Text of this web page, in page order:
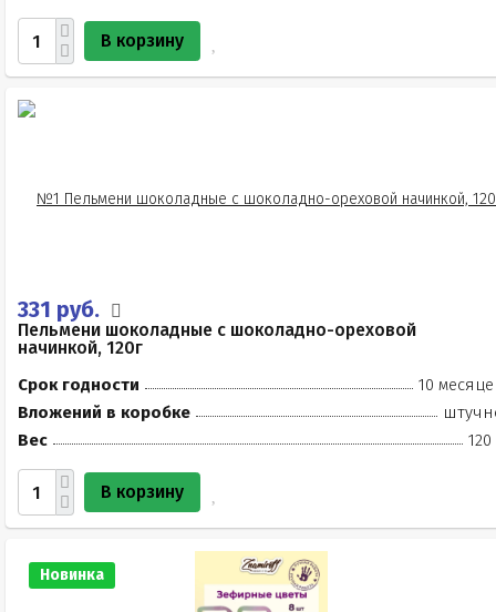
В корзину
331 руб.
Пельмени шоколадные с шоколадно-ореховой
начинкой, 120г
Срок годности
10
Вложений в коробке
Вес
120
В корзину
Новинка